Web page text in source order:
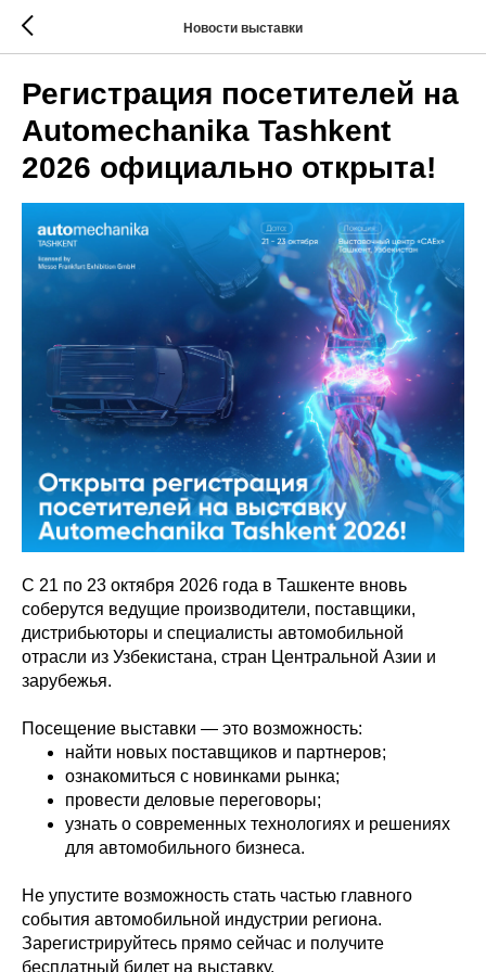
Новости выставки
Регистрация посетителей на
Automechanika Tashkent
2026 официально открыта!
С 21 по 23 октября 2026 года в Ташкенте вновь
соберутся ведущие производители, поставщики,
дистрибьюторы и специалисты автомобильной
отрасли из Узбекистана, стран Центральной Азии и
зарубежья.
Посещение выставки — это возможность:
найти новых поставщиков и партнеров;
ознакомиться с новинками рынка;
провести деловые переговоры;
узнать о современных технологиях и решениях
для автомобильного бизнеса.
Не упустите возможность стать частью главного
события автомобильной индустрии региона.
Зарегистрируйтесь прямо сейчас и получите
бесплатный билет на выставку.